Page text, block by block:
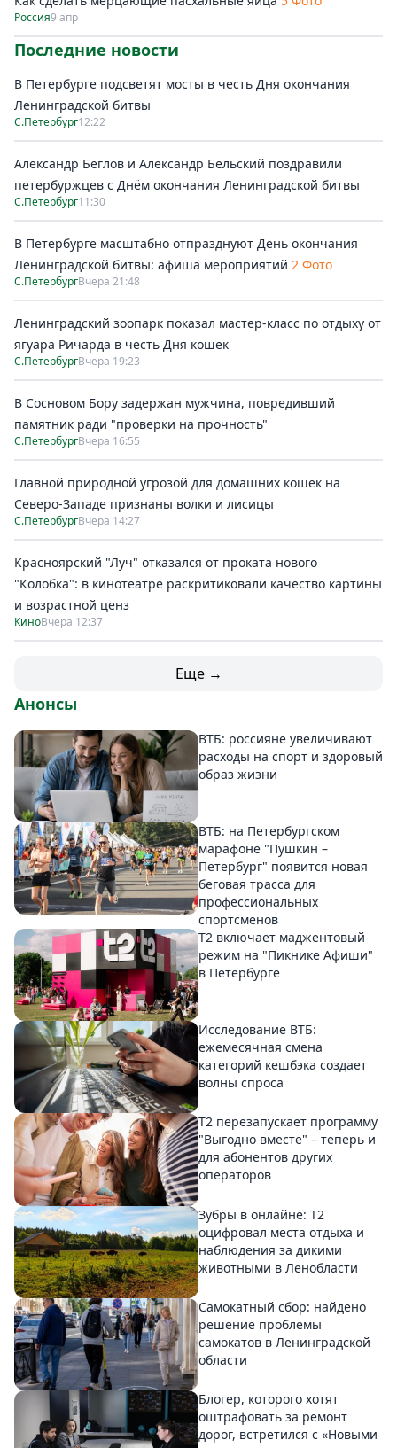
Россия9 апр
Последние новости
В Петербурге подсветят мосты в честь Дня окончания
Ленинградской битвы
С.Петербург12:22
Александр Беглов и Александр Бельский поздравили
петербуржцев с Днём окончания Ленинградской битвы
С.Петербург11:30
В Петербурге масштабно отпразднуют День окончания
Ленинградской битвы: афиша мероприятий 2 Фото
С.ПетербургВчера 21:48
Ленинградский зоопарк показал мастер-класс по отдыху от
ягуара Ричарда в честь Дня кошек
С.ПетербургВчера 19:23
В Сосновом Бору задержан мужчина, повредивший
памятник ради "проверки на прочность"
С.ПетербургВчера 16:55
Главной природной угрозой для домашних кошек на
Северо-Западе признаны волки и лисицы
С.ПетербургВчера 14:27
Красноярский "Луч" отказался от проката нового
"Колобка": в кинотеатре раскритиковали качество картины
и возрастной ценз
КиноВчера 12:37
Еще →
Анонсы
ВТБ: россияне увеличивают
расходы на спорт и здоровый
образ жизни
ВТБ: на Петербургском
марафоне "Пушкин –
Петербург" появится новая
беговая трасса для
профессиональных
спортсменов
Т2 включает маджентовый
режим на "Пикнике Афиши"
в Петербурге
Исследование ВТБ:
ежемесячная смена
категорий кешбэка создает
волны спроса
Т2 перезапускает программу
"Выгодно вместе" – теперь и
для абонентов других
операторов
Зубры в онлайне: Т2
оцифровал места отдыха и
наблюдения за дикими
животными в Ленобласти
Самокатный сбор: найдено
решение проблемы
самокатов в Ленинградской
области
Блогер, которого хотят
оштрафовать за ремонт
дорог, встретился с «Новыми